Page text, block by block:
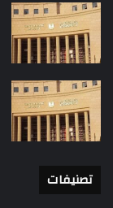
تصنيفات